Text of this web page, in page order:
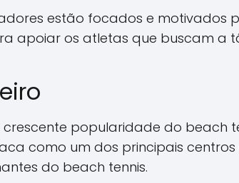
estão focados e motivados
apoiar os atletas que buscam a
popularidade do beach
como um dos principais centros
do beach tennis.